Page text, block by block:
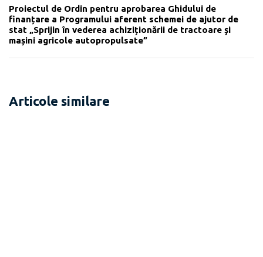
Proiectul de Ordin pentru aprobarea Ghidului de
finanțare a Programului aferent schemei de ajutor de
stat „Sprijin în vederea achiziționării de tractoare şi
mașini agricole autopropulsate”
Articole similare